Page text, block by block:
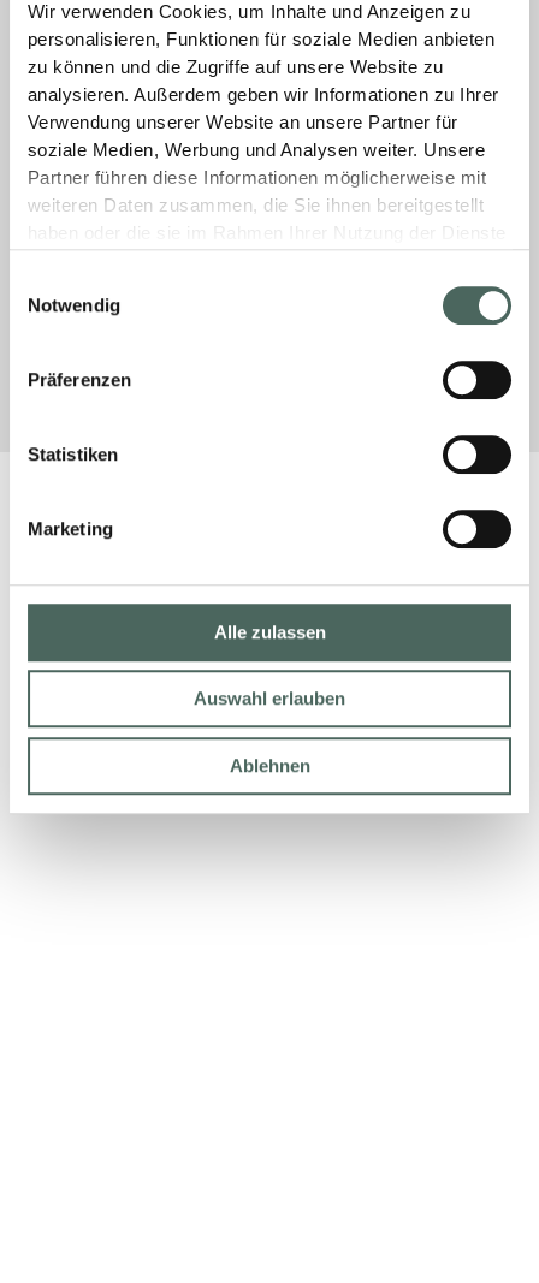
Wir verwenden Cookies, um Inhalte und Anzeigen zu
personalisieren, Funktionen für soziale Medien anbieten
zu können und die Zugriffe auf unsere Website zu
analysieren. Außerdem geben wir Informationen zu Ihrer
Verwendung unserer Website an unsere Partner für
soziale Medien, Werbung und Analysen weiter. Unsere
Partner führen diese Informationen möglicherweise mit
weiteren Daten zusammen, die Sie ihnen bereitgestellt
haben oder die sie im Rahmen Ihrer Nutzung der Dienste
Notwendig
Präferenzen
Statistiken
Marketing
Alle zulassen
Auswahl erlauben
Ablehnen
Serien Kronos und Pizarra ermöglichen
moderne, nahtlose Übergänge von drinnen
nach draußen. Ergänzt wird das Sortiment
durch Akustik-Paneele, Designfußboden
sowie leistungsstarke Fliesentechnik und
Bauplatten unserer PROFI-MARKE. Alles aus
einer Hand – zuverlässig, effizient und perfekt
für anspruchsvolle Projekte.